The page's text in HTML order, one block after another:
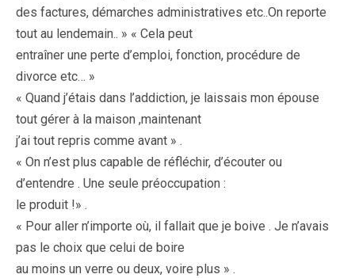
des factures, démarches administratives etc..On reporte
tout au lendemain.. » « Cela peut
entraîner une perte d’emploi, fonction, procédure de
divorce etc… »
« Quand j’étais dans l’addiction, je laissais mon épouse
tout gérer à la maison ,maintenant
j’ai tout repris comme avant » .
« On n’est plus capable de réfléchir, d’écouter ou
d’entendre . Une seule préoccupation :
le produit !» .
« Pour aller n’importe où, il fallait que je boive . Je n’avais
pas le choix que celui de boire
au moins un verre ou deux, voire plus » .